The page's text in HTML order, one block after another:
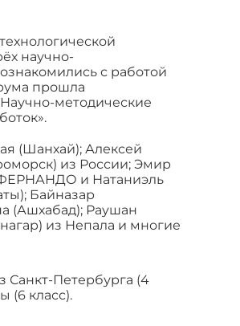
научно-
с работой
прошла
методические
(Шанхай); Алексей
из России; Эмир
и Натаниэль
Байназар
Раушан
из Непала и многие
Петербурга (4
(6 класс).